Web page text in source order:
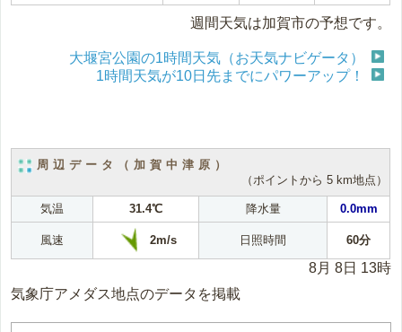
週間天気は加賀市の予想です。
大堰宮公園の1時間天気（お天気ナビゲータ）
1時間天気が10日先までにパワーアップ！
周辺データ（加賀中津原）
（ポイントから 5 km地点）
気温 31.4℃ 降水量 0.0mm
風速 2m/s 日照時間 60分
8月 8日 13時
気象庁アメダス地点のデータを掲載